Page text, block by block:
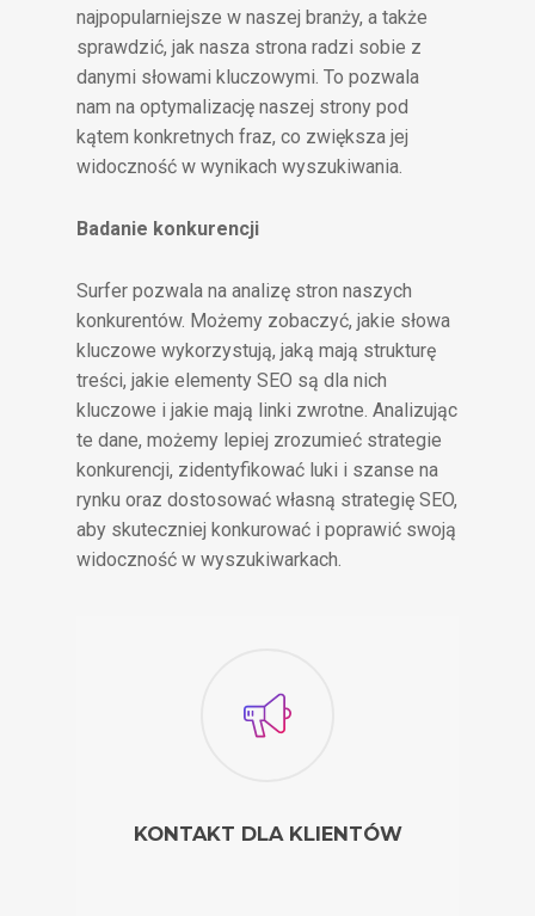
najpopularniejsze w naszej branży, a także
sprawdzić, jak nasza strona radzi sobie z
danymi słowami kluczowymi. To pozwala
nam na optymalizację naszej strony pod
kątem konkretnych fraz, co zwiększa jej
widoczność w wynikach wyszukiwania.
Badanie konkurencji
Surfer pozwala na analizę stron naszych
konkurentów. Możemy zobaczyć, jakie słowa
kluczowe wykorzystują, jaką mają strukturę
treści, jakie elementy SEO są dla nich
kluczowe i jakie mają linki zwrotne. Analizując
te dane, możemy lepiej zrozumieć strategie
konkurencji, zidentyfikować luki i szanse na
rynku oraz dostosować własną strategię SEO,
aby skuteczniej konkurować i poprawić swoją
widoczność w wyszukiwarkach.
KONTAKT DLA KLIENTÓW